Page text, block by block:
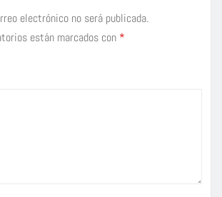
electrónico no será publicada.
están marcados con *